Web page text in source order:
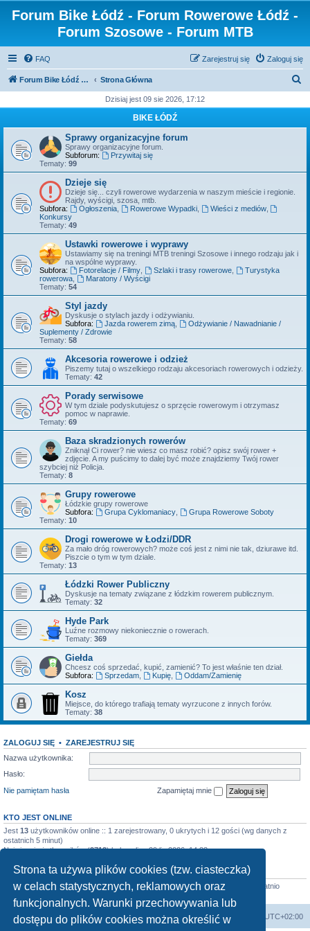
Strona ta używa plików cookies (tzw. ciasteczka)
w celach statystycznych, reklamowych oraz
funkcjonalnych. Warunki przechowywania lub
dostępu do plików cookies można określić w
Forum Bike Łódź - Forum Rowerowe Łódź -
Forum Szosowe - Forum MTB
FAQ Zaloguj się
Zarejestruj się
Forum Bike Łódź - Forum Rowerowe Łódź - Forum Szosowe - Forum MTB Strona Główna
k
Dzisiaj jest 09 sie 2026, 17:12
BIKE ŁÓDŹ
Sprawy organizacyjne forum
Sprawy organizacyjne forum.
Subforum:
Przywitaj się
Tematy: 99
Dzieje się
Dzieje się... czyli rowerowe wydarzenia w naszym mieście i regionie.
Rajdy, wyścigi, szosa, mtb.
Subfora:
Ogłoszenia, Rowerowe Wypadki, Wieści z mediów,
Konkursy
Tematy: 49
Ustawki rowerowe i wyprawy
Ustawiamy się na treningi MTB treningi Szosowe i innego rodzaju jak i
na wspólne wyprawy.
Subfora:
Fotorelacje / Filmy, Szlaki i trasy rowerowe,
Turystyka
rowerowa
Maratony / Wyścigi
Tematy: 54
Styl jazdy
Dyskusje o stylach jazdy i odżywianiu.
Subfora:
Jazda rowerem zimą,
Odżywianie / Nawadnianie /
Suplementy / Zdrowie
Tematy: 58
Akcesoria rowerowe i odzież
Piszemy tutaj o wszelkiego rodzaju akcesoriach rowerowych i odzieży.
Tematy: 42
Porady serwisowe
W tym dziale podyskutujesz o sprzęcie rowerowym i otrzymasz
pomoc w naprawie.
Tematy: 69
Baza skradzionych rowerów
Zniknął Ci rower? nie wiesz co masz robić? opisz swój rower +
zdjęcie. A my puścimy to dalej być może znajdziemy Twój rower
szybciej niż Policja.
Tematy: 8
Grupy rowerowe
Łódzkie grupy rowerowe
Subfora:
Grupa Cyklomaniacy,
Grupa Rowerowe Soboty
Tematy: 10
Drogi rowerowe w Łodzi/DDR
Za mało dróg rowerowych? może coś jest z nimi nie tak, dziurawe itd.
Piszcie o tym w tym dziale.
Tematy: 13
Łódzki Rower Publiczny
Dyskusje na tematy związane z łódzkim rowerem publicznym.
Tematy: 32
Hyde Park
Luźne rozmowy niekoniecznie o rowerach.
Tematy: 369
Giełda
Chcesz coś sprzedać, kupić, zamienić? To jest właśnie ten dział.
Subfora:
Sprzedam, Kupię, Oddam/Zamienię
Kosz
Miejsce, do którego trafiają tematy wyrzucone z innych forów.
Tematy: 38
ZALOGUJ SIĘ • ZAREJESTRUJ SIĘ
Nazwa użytkownika:
Hasło:
Nie pamiętam hasła
Zapamiętaj mnie
KTO JEST ONLINE
Jest 13 użytkowników online :: 1 zarejestrowany, 0 ukrytych i 12 gości (wg danych z
ostatnich 5 minut)
Najwięcej użytkowników (2713) było online 29 lip 2026, 14:33
STATYSTYKI
Liczba postów: 4520• Liczba tematów: 899• Liczba użytkowników:
• Ostatnio
Forum Bike Łódź - Forum Rowerowe Łódź - Forum Szosowe - Forum MTB Strona Główna Strefa czasowa UTC+02:00